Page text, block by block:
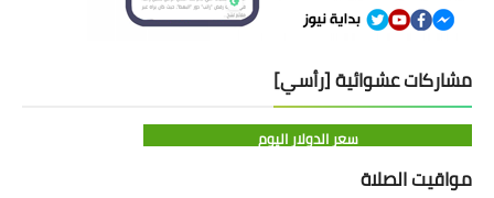
مشاركات عشوائية [رأسي]
سعر الدولار اليوم
مواقيت الصلاة